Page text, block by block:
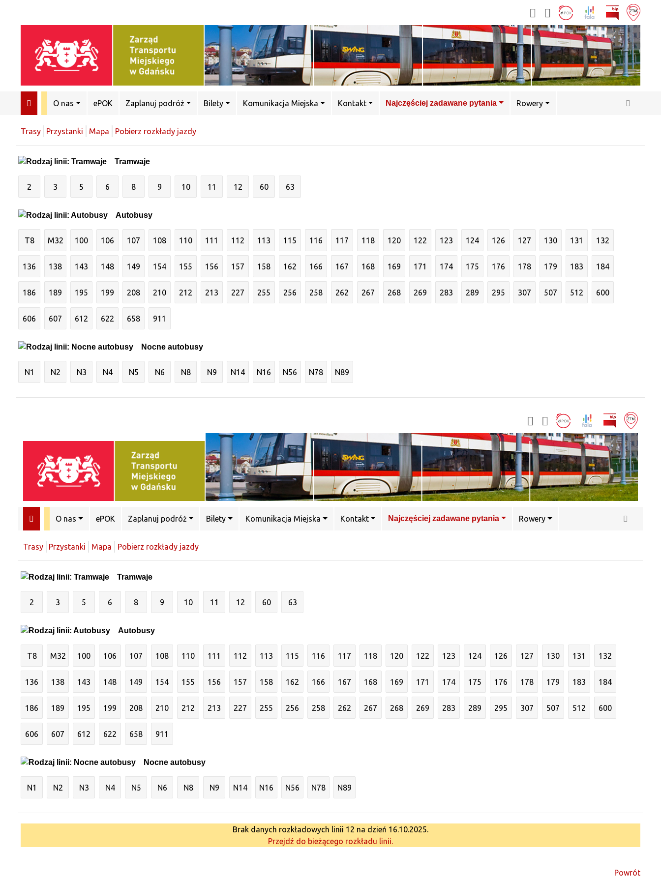
O nas ePOK Zaplanuj podróż Bilety Komunikacja Miejska Kontakt Najczęściej zadawane pytania Rowery
Trasy Przystanki Mapa Pobierz rozkłady jazdy
Tramwaje
2 3 5 6 8 9 10 11 12 60 63
Autobusy
T8 M32 100 106 107 108 110 111 112 113 115 116 117 118 120 122 123 124 126 127 130 131 132
136 138 143 148 149 154 155 156 157 158 162 166 167 168 169 171 174 175 176 178 179 183 184
186 189 195 199 208 210 212 213 227 255 256 258 262 267 268 269 283 289 295 307 507 512 600
606 607 612 622 658 911
Nocne autobusy
N1 N2 N3 N4 N5 N6 N8 N9 N14 N16 N56 N78 N89
O nas ePOK Zaplanuj podróż Bilety Komunikacja Miejska Kontakt Najczęściej zadawane pytania Rowery
Trasy Przystanki Mapa Pobierz rozkłady jazdy
Tramwaje
2 3 5 6 8 9 10 11 12 60 63
Autobusy
T8 M32 100 106 107 108 110 111 112 113 115 116 117 118 120 122 123 124 126 127 130 131 132
136 138 143 148 149 154 155 156 157 158 162 166 167 168 169 171 174 175 176 178 179 183 184
186 189 195 199 208 210 212 213 227 255 256 258 262 267 268 269 283 289 295 307 507 512 600
606 607 612 622 658 911
Nocne autobusy
N1 N2 N3 N4 N5 N6 N8 N9 N14 N16 N56 N78 N89
Brak danych rozkładowych linii 12 na dzień 16.10.2025.
Przejdź do bieżącego rozkładu linii.
Powrót